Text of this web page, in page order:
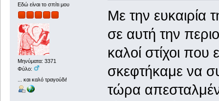
Εδώ είναι το σπίτι μου
Μηνύματα: 3371
Φύλο:
... και καλό τραγούδι!
Με την
σε αυτή την
καλοί στίχοι που
σκεφτήκαμε να
τώρα